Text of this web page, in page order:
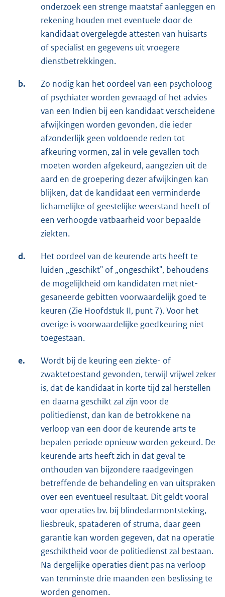
onderzoek een strenge maatstaf aanleggen en
rekening houden met eventuele door de
kandidaat overgelegde attesten van huisarts
of specialist en gegevens uit vroegere
dienstbetrekkingen.
b.
Zo nodig kan het oordeel van een psycholoog
of psychiater worden gevraagd of het advies
van een Indien bij een kandidaat verscheidene
afwijkingen worden gevonden, die ieder
afzonderlijk geen voldoende reden tot
afkeuring vormen, zal in vele gevallen toch
moeten worden afgekeurd, aangezien uit de
aard en de groepering dezer afwijkingen kan
blijken, dat de kandidaat een verminderde
lichamelijke of geestelijke weerstand heeft of
een verhoogde vatbaarheid voor bepaalde
ziekten.
d.
Het oordeel van de keurende arts heeft te
luiden „geschikt" of „ongeschikt", behoudens
de mogelijkheid om kandidaten met niet-
gesaneerde gebitten voorwaardelijk goed te
keuren (Zie Hoofdstuk II, punt 7). Voor het
overige is voorwaardelijke goedkeuring niet
toegestaan.
e.
Wordt bij de keuring een ziekte- of
zwaktetoestand gevonden, terwijl vrijwel zeker
is, dat de kandidaat in korte tijd zal herstellen
en daarna geschikt zal zijn voor de
politiedienst, dan kan de betrokkene na
verloop van een door de keurende arts te
bepalen periode opnieuw worden gekeurd. De
keurende arts heeft zich in dat geval te
onthouden van bijzondere raadgevingen
betreffende de behandeling en van uitspraken
over een eventueel resultaat. Dit geldt vooral
voor operaties bv. bij blindedarmontsteking,
liesbreuk, spataderen of struma, daar geen
garantie kan worden gegeven, dat na operatie
geschiktheid voor de politiedienst zal bestaan.
Na dergelijke operaties dient pas na verloop
van tenminste drie maanden een beslissing te
worden genomen.